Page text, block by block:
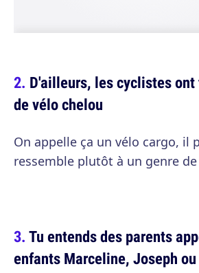
D'ailleurs, les cyclistes ont
de vélo chelou
On appelle ça un vélo cargo, il
ressemble plutôt à un genre
Tu entends des parents
enfants Marceline, Joseph